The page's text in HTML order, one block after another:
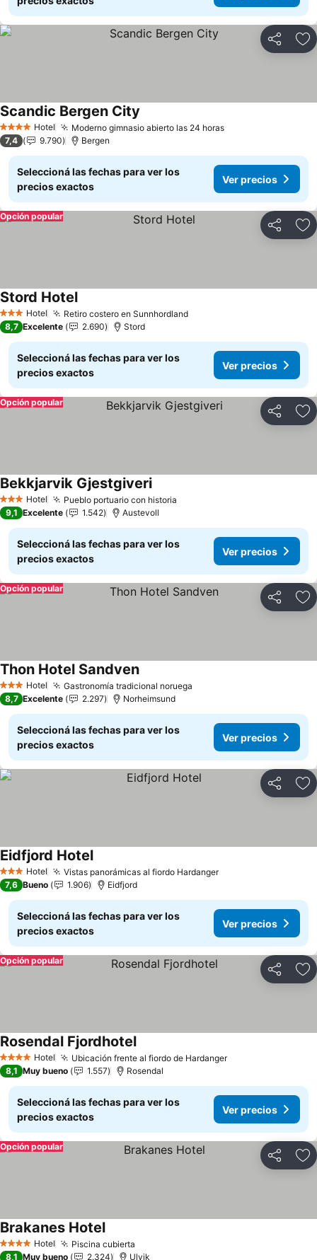
Compartir
4 EstrellasHotel Moderno gimnasio abierto las 24 horas
Scandic Bergen City
7,4 9.790 Bergen
Seleccioná las fechas para ver los
precios exactos
Ver precios
Compartir
Opción popular
3 Estrellas
Hotel Retiro costero en Sunnhordland
Stord Hotel
8,7 Excelente 2.690 Stord
Seleccioná las fechas para ver los
precios exactos
Ver precios
Compartir
Opción popular
3 Estrellas
Hotel Pueblo portuario con historia
Bekkjarvik Gjestgiveri
9,1 Excelente 1.542 Austevoll
Seleccioná las fechas para ver los
precios exactos
Ver precios
Compartir
Opción popular
3 Estrellas
Hotel Gastronomía tradicional noruega
Thon Hotel Sandven
8,7 Excelente 2.297 Norheimsund
Seleccioná las fechas para ver los
precios exactos
Ver precios
Compartir
3 Estrellas
Hotel Vistas panorámicas al fiordo Hardanger
Eidfjord Hotel
7,6 Bueno 1.906 Eidfjord
Seleccioná las fechas para ver los
precios exactos
Ver precios
Compartir
Opción popular
4 EstrellasHotel Ubicación frente al fiordo de Hardanger
Rosendal Fjordhotel
8,1 Muy bueno 1.557 Rosendal
Seleccioná las fechas para ver los
precios exactos
Ver precios
Compartir
Opción popular
4 EstrellasHotel Piscina cubierta
Brakanes Hotel
8,1 Muy bueno 2.324 Ulvik